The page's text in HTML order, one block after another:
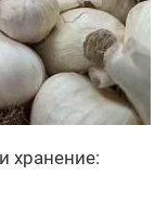
хранение: